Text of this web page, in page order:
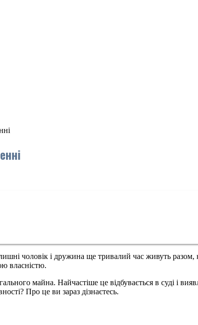
чоловік і дружина ще тривалий час живуть
власністю.
майна. Найчастіше це відбувається в суді і
Про це ви зараз дізнаєтесь.